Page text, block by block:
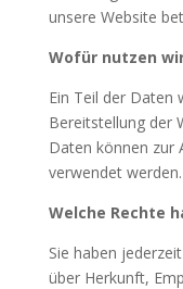
unsere Website
Wofür nutzen
Ein Teil der Daten
Bereitstellung der
Daten können zur
verwendet werden.
Welche Rechte
Sie haben
über Herkunft,